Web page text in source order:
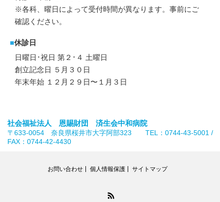
※各科、曜日によって受付時間が異なります。事前にご
確認ください。
■休診日
日曜日･祝日 第２･４ 土曜日
創立記念日 ５月３０日
年末年始 １２月２９日〜１月３日
社会福祉法人 恩賜財団 済生会中和病院
〒633-0054 奈良県桜井市大字阿部323 TEL：0744-43-5001 /
FAX：0744-42-4430
お問い合わせ 個人情報保護 サイトマップ